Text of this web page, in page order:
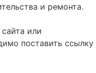
и ремонта.
или
поставить ссылку